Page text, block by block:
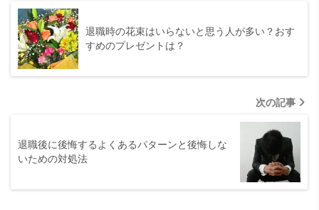
退職時の花束はいらないと思う人が多い？おす
すめのプレゼントは？
次の記事
退職後に後悔するよくあるパターンと後悔しな
いための対処法